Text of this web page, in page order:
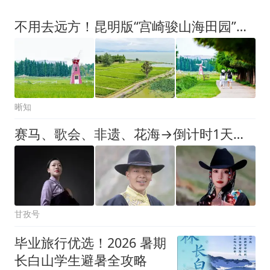
不用去远方！昆明版“宫崎骏山海田园”，治愈了无数人
晰知
赛马、歌会、非遗、花海→倒计时1天！四川最北端4526米，石渠帐篷季拥抱15℃的夏天
甘孜号
毕业旅行优选！2026 暑期
长白山学生避暑全攻略